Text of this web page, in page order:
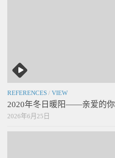
REFERENCES / VIEW
2020年冬日暖阳——亲爱的你
2026年6月25日